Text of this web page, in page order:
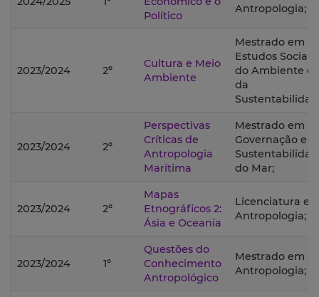
Político
Antropologia;
2023/2024 2º
Cultura e Meio
Ambiente
Mestrado em
Estudos Sociais
do Ambiente e
da
2023/2024 2º
Perspectivas
Críticas de
Antropologia
Marítima
Mestrado em
Governação e
do Mar;
2023/2024 2º
Mapas
Etnográficos 2:
Ásia e Oceania
Licenciatura
Antropologia;
2023/2024 1º
Questões do
Conhecimento
Antropológico
Mestrado em
Antropologia;